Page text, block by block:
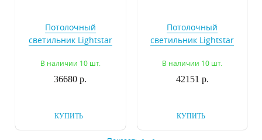
Потолочный
светильник Lightstar
В наличии 10 шт.
36680 р.
КУПИТЬ
Потолочный
светильник Lightstar
В наличии 10 шт.
42151 р.
КУПИТЬ